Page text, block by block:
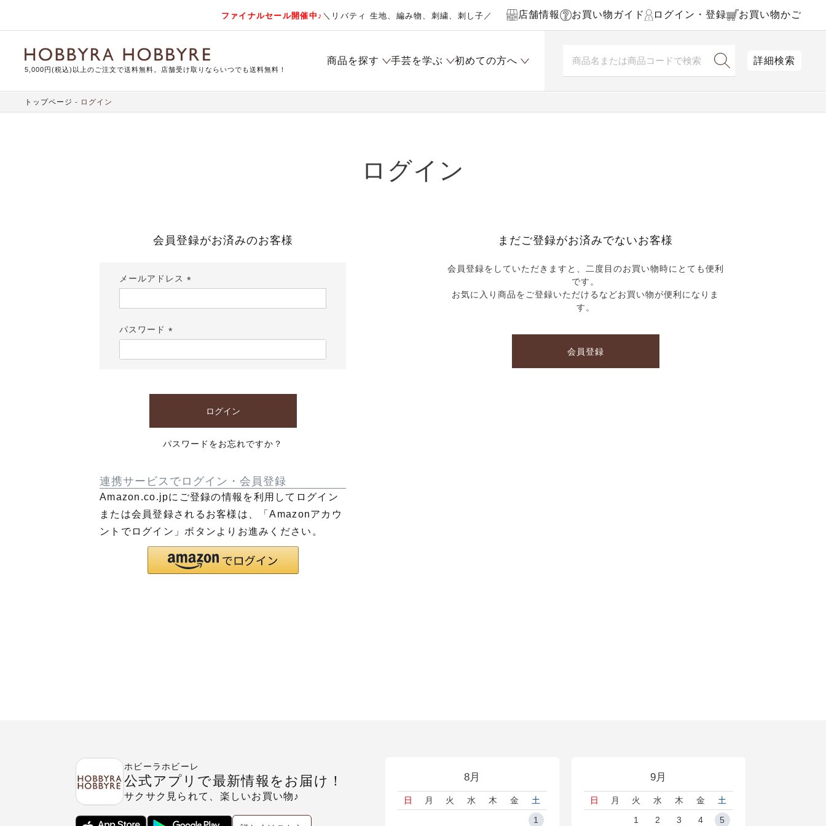
ファイナルセール開催中♪ ＼リバティ 生地、編み物、刺繍、刺し子／ 店舗情報 お買い物ガイド ログイン・登録 お買い物かご
5,000円(税込)以上のご注文で送料無料。店舗受け取りならいつでも送料無料！
商品を探す 手芸を学ぶ 初めての方へ 詳細検索
トップページ ログイン
ログイン
会員登録がお済みのお客様
メールアドレス
須)
パスワード
須)
ログイン
パスワードをお忘れですか？
連携サービスでログイン・会員登録
Amazon.co.jpにご登録の情報を利用してログイン
または会員登録されるお客様は、「Amazonアカウ
ントでログイン」ボタンよりお進みください。
まだご登録がお済みでないお客様
会員登録をしていただきますと、二度目のお買い物時にとても便利
です。
お気に入り商品をご登録いただけるなどお買い物が便利になりま
す。
会員登録
8月
日 月 火 水 木 金
土
1
9月
日 月 火 水 木 金
土
1
2 3 4 5
ホビーラホビーレ
公式アプリで最新情報をお届け！
サクサク見られて、楽しいお買い物♪